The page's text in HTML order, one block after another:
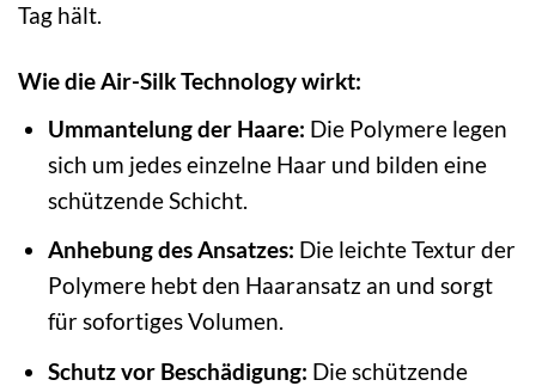
Tag hält.
Wie die Air-Silk Technology wirkt:
Ummantelung der Haare: Die Polymere legen
sich um jedes einzelne Haar und bilden eine
schützende Schicht.
Anhebung des Ansatzes: Die leichte Textur der
Polymere hebt den Haaransatz an und sorgt
für sofortiges Volumen.
Schutz vor Beschädigung: Die schützende